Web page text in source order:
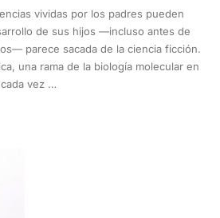
vividas por los padres pueden
de sus hijos —incluso antes de
parece sacada de la ciencia ficción.
una rama de la biología molecular en
vez …